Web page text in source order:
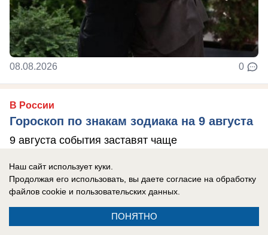
08.08.2026 0
В России
Гороскоп по знакам зодиака на 9 августа
9 августа события заставят чаще
собственным ощущениям. Убывающая Луна
располагает к ...
Наш сайт использует куки.
Продолжая его использовать, вы даете согласие на обработку
файлов cookie и пользовательских данных.
ПОНЯТНО